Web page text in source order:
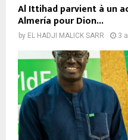
Al Ittihad parvient à un
Almería pour Dion...
by EL HADJI MALICK SARR 3